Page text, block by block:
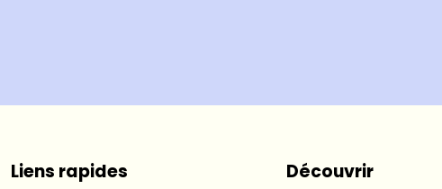
Liens rapides Découvrir